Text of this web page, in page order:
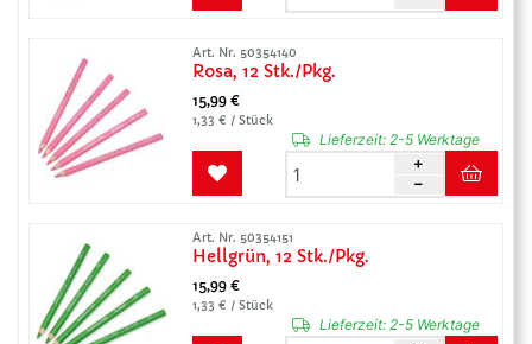
Art. Nr. 50354140
Rosa, 12 Stk./Pkg.
15,99 €
1,33 € / Stück
Lieferzeit:2-5 Werktage
Art. Nr. 50354151
Hellgrün, 12 Stk./Pkg.
15,99 €
1,33 € / Stück
Lieferzeit:2-5 Werktage